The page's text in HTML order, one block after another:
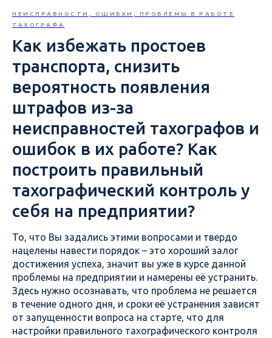
НЕИСПРАВНОСТИ, ОШИБКИ, ПРОБЛЕМЫ В РАБОТЕ
ТАХОГРАФА
Как избежать простоев
транспорта, снизить
вероятность появления
штрафов из-за
неисправностей тахографов и
ошибок в их работе? Как
построить правильный
тахографический контроль у
себя на предприятии?
То, что Вы задались этими вопросами и твердо
нацелены навести порядок – это хороший залог
достижения успеха, значит вы уже в курсе данной
проблемы на предприятии и намерены её устранить.
Здесь нужно осознавать, что проблема не решается
в течение одного дня, и сроки её устранения зависят
от запущенности вопроса на старте, что для
настройки правильного тахографического контроля